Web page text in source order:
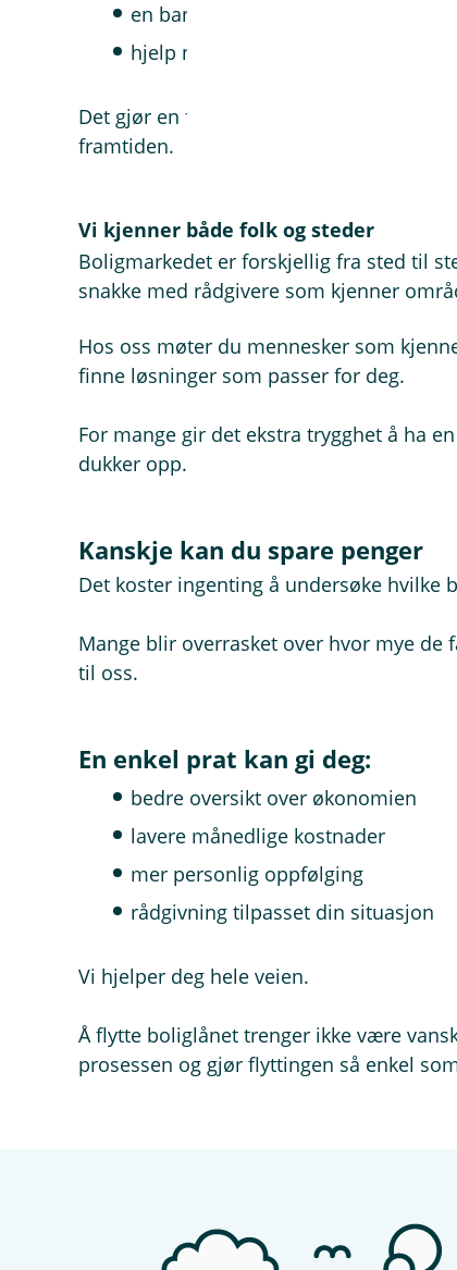
en bank som kjenner området du
hjelp når livet endrer seg
Det gjør en forskjell enten du skal kjøpe
framtiden.
Vi kjenner både folk og steder
Boligmarkedet er forskjellig fra sted til
snakke med rådgivere som kjenner
Hos oss møter du mennesker som
finne løsninger som passer for deg.
For mange gir det ekstra trygghet å ha
dukker opp.
Kanskje kan du spare penger
Det koster ingenting å undersøke hvilke
Mange blir overrasket over hvor mye de
til oss.
En enkel prat kan gi deg:
bedre oversikt over økonomien
lavere månedlige kostnader
mer personlig oppfølging
rådgivning tilpasset din situasjon
Vi hjelper deg hele veien.
Å flytte boliglånet trenger ikke være
prosessen og gjør flyttingen så enkel